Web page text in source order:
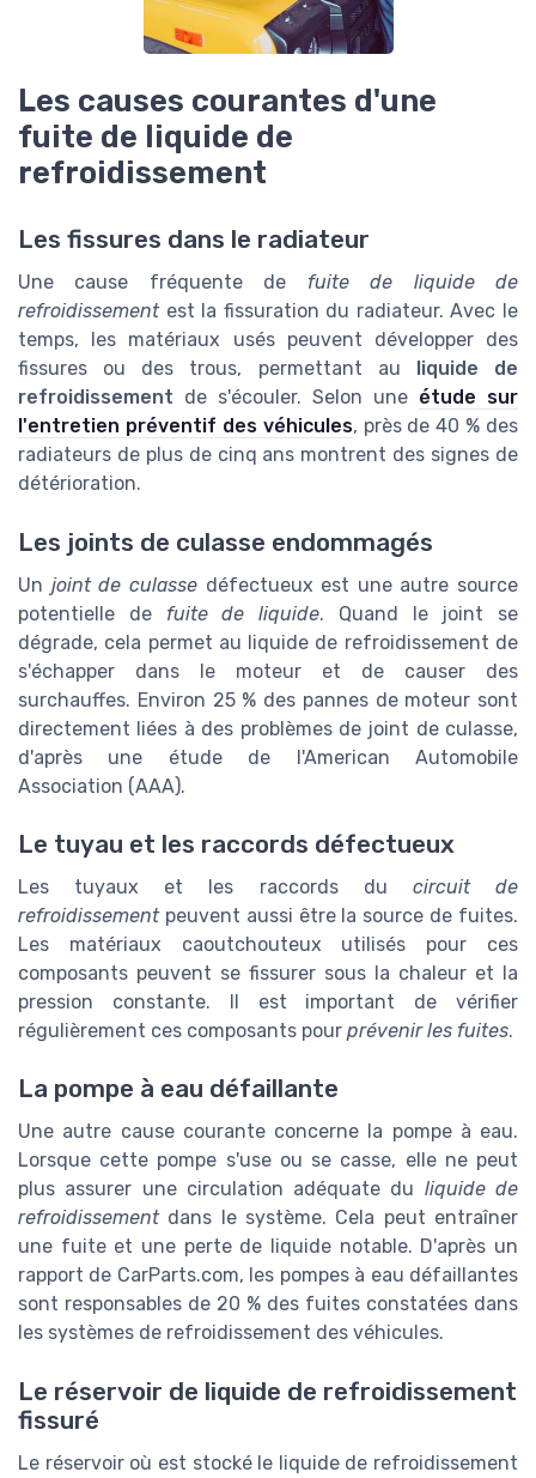
Les causes courantes d'une
fuite de liquide de
refroidissement
Les fissures dans le radiateur
Une cause fréquente de fuite de liquide de
refroidissementest la fissuration du radiateur. Avec le
temps, les matériaux usés peuvent développer des
fissures ou des trous, permettant au
liquide de
refroidissement de s'écouler. Selon une étude sur
l'entretien préventif des véhicules, près de 40 % des
radiateurs de plus de cinq ans montrent des signes de
détérioration.
Les joints de culasse endommagés
Un joint de culassedéfectueux est une autre source
potentielle de fuite de liquide. Quand le joint se
dégrade, cela permet au liquide de refroidissement de
s'échapper dans le moteur et de causer des
surchauffes. Environ 25 % des pannes de moteur sont
directement liées à des problèmes de joint de culasse,
d'après une étude de l'American Automobile
Association (AAA).
Le tuyau et les raccords défectueux
Les tuyaux et les raccords du circuit de
refroidissementpeuvent aussi être la source de fuites.
Les matériaux caoutchouteux utilisés pour ces
composants peuvent se fissurer sous la chaleur et la
pression constante. Il est important de vérifier
régulièrement ces composants pour prévenir les fuites.
La pompe à eau défaillante
Une autre cause courante concerne la pompe à eau.
Lorsque cette pompe s'use ou se casse, elle ne peut
plus assurer une circulation adéquate du liquide de
refroidissementdans le système. Cela peut entraîner
une fuite et une perte de liquide notable. D'après un
rapport de CarParts.com, les pompes à eau défaillantes
sont responsables de 20 % des fuites constatées dans
les systèmes de refroidissement des véhicules.
Le réservoir de liquide de refroidissement
fissuré
Le réservoir où est stocké le liquide de refroidissement